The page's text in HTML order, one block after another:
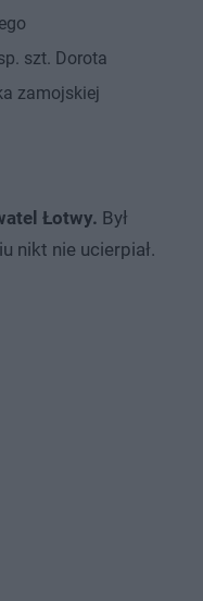
szt. Dorota
zamojskiej
Łotwy. Był
nikt nie ucierpiał.